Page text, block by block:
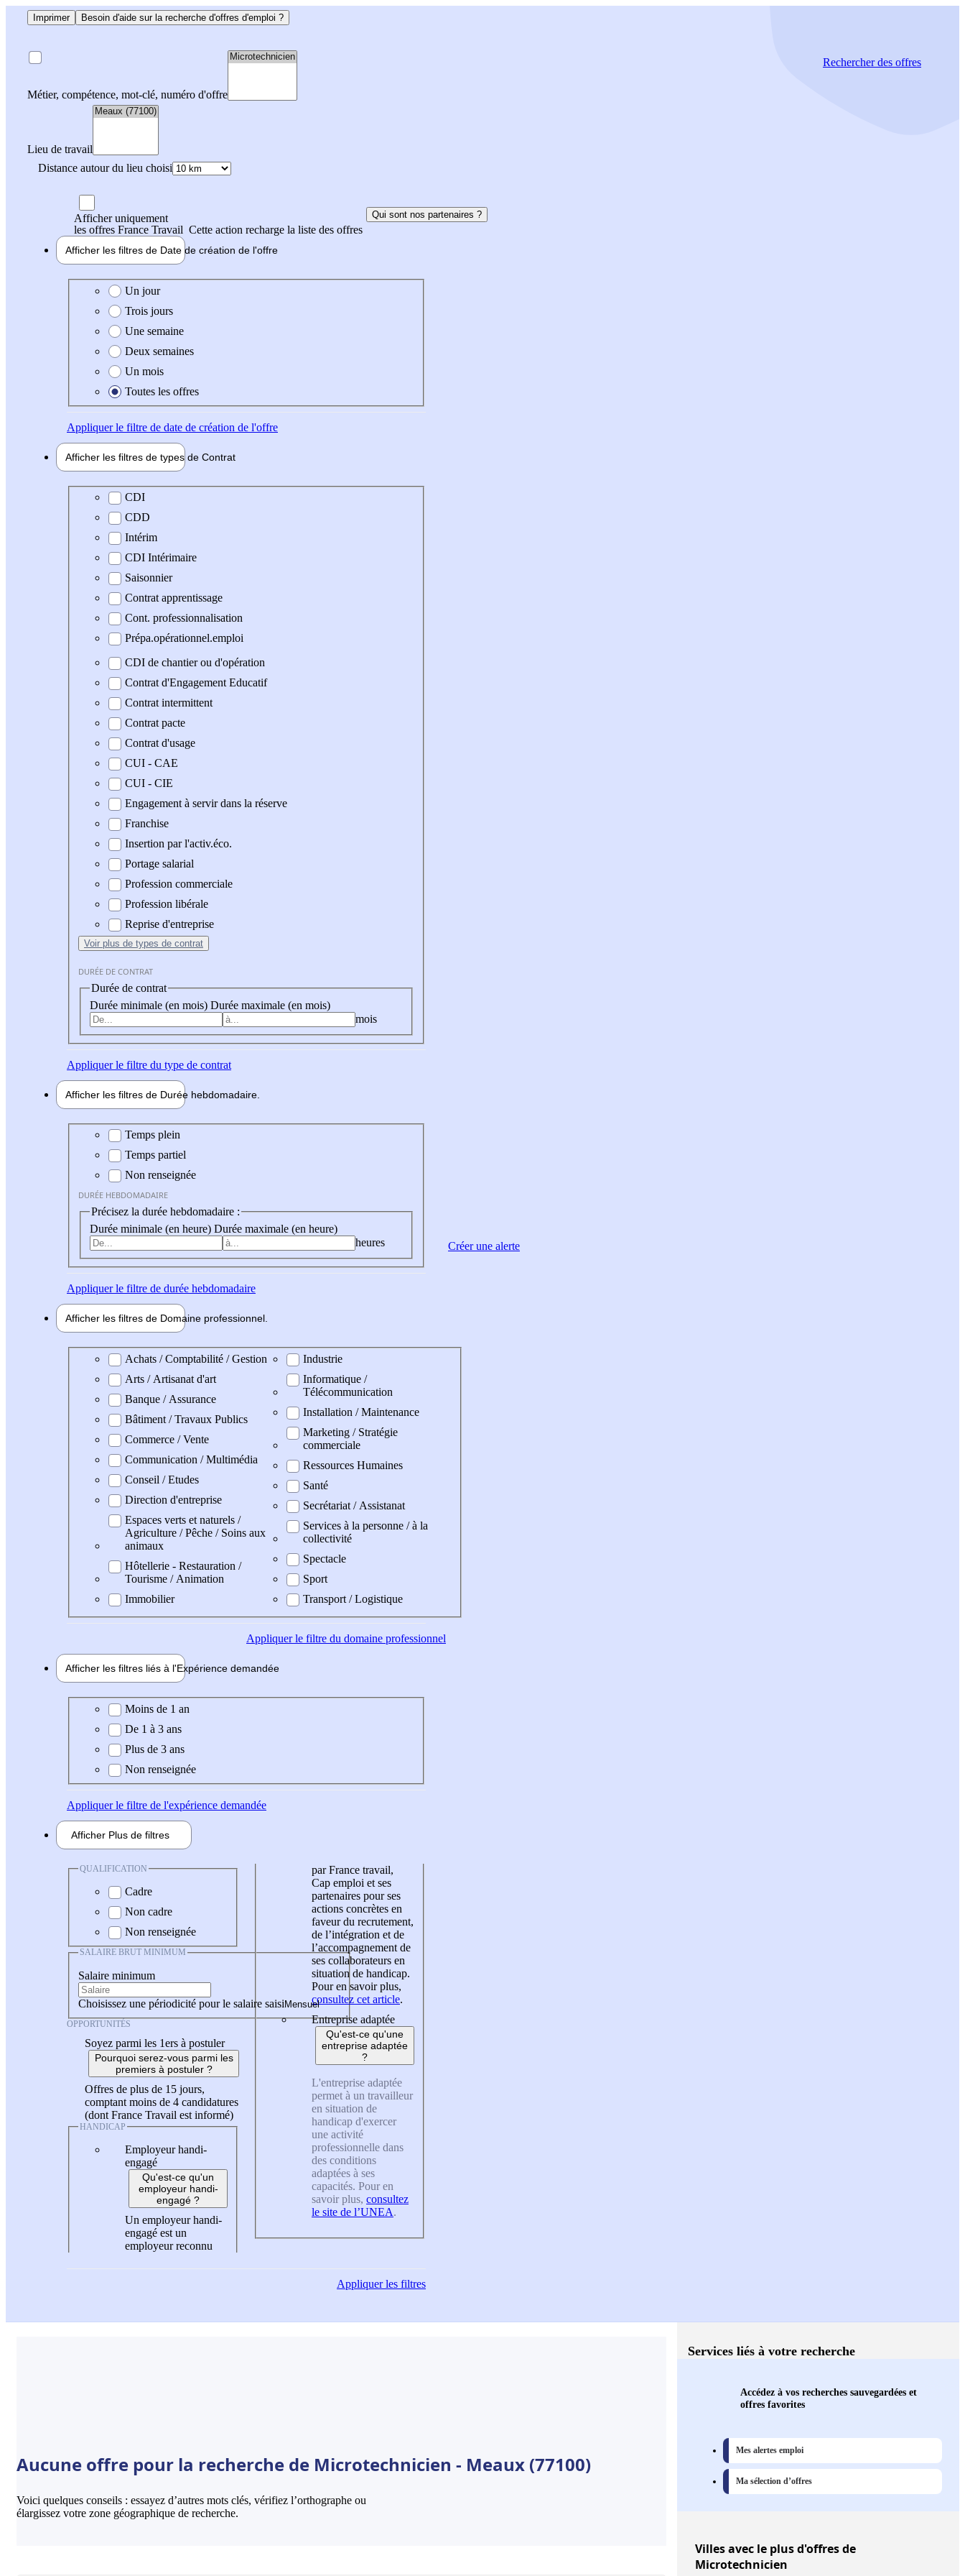
Imprimer Besoin d'aide sur la recherche d'offres d'emploi ?
Métier, compétence, mot-clé, numéro d'offre
Lieu de travail
Distance autour du lieu choisi
Rechercherdes offres
Afficher uniquement
les offres France Travail Cette action recharge la liste des offres
Qui sont nos partenaires ?
Afficher les filtres de Date de création de l'offre
Date de création de l'offre
Un jour
Trois jours
Une semaine
Deux semaines
Un mois
Toutes les offres
Appliquerle filtre de date de création de l'offre
Afficher les filtres de types de Contrat
Type de contrat
CDI
CDD
Intérim
CDI Intérimaire
Saisonnier
Contrat apprentissage
Cont. professionnalisation
Prépa.opérationnel.emploi
CDI de chantier ou d'opération
Contrat d'Engagement Educatif
Contrat intermittent
Contrat pacte
Contrat d'usage
CUI - CAE
CUI - CIE
Engagement à servir dans la réserve
Franchise
Insertion par l'activ.éco.
Portage salarial
Profession commerciale
Profession libérale
Reprise d'entreprise
Voir plus de types de contrat
DURÉE DE CONTRAT
Durée de contrat
Durée minimale (en mois) Durée maximale (en mois)
mois
Appliquerle filtre du type de contrat
Afficher les filtres de Durée hebdomadaire
Durée hebdomadaire
Temps plein
Temps partiel
Non renseignée
DURÉE HEBDOMADAIRE
Précisez la durée hebdomadaire :
Durée minimale (en heure) Durée maximale (en heure)
heures
Appliquerle filtre de durée hebdomadaire
Afficher les filtres de Domaine professionnel
Domaine professionel
Achats / Comptabilité / Gestion
Arts / Artisanat d'art
Banque / Assurance
Bâtiment / Travaux Publics
Commerce / Vente
Communication / Multimédia
Conseil / Etudes
Direction d'entreprise
Espaces verts et naturels /
Agriculture / Pêche / Soins aux
animaux
Hôtellerie - Restauration /
Tourisme / Animation
Immobilier
Industrie
Informatique /
Télécommunication
Installation / Maintenance
Marketing / Stratégie
commerciale
Ressources Humaines
Santé
Secrétariat / Assistanat
Services à la personne / à la
collectivité
Spectacle
Sport
Transport / Logistique
Appliquerle filtre du domaine professionnel
Afficher les filtres liés à l'Expérience demandée
Expérience demandée
Moins de 1 an
De 1 à 3 ans
Plus de 3 ans
Non renseignée
Appliquerle filtre de l'expérience demandée
Afficher Plus de filtres
QUALIFICATION
Cadre
Non cadre
Non renseignée
SALAIRE BRUT MINIMUM
Salaire minimum
Choisissez une périodicité pour le salaire saisi
OPPORTUNITÉS
Soyez parmi les 1ers à postuler
Pourquoi serez-vous parmi les
premiers à postuler ?
Offres de plus de 15 jours,
comptant moins de 4 candidatures
(dont France Travail est informé)
HANDICAP
Employeur handi-
engagé
Qu'est-ce qu'un
employeur handi-
engagé ?
Un employeur handi-
engagé est un
employeur reconnu
par France travail,
Cap emploi et ses
partenaires pour ses
actions concrètes en
faveur du recrutement,
de l’intégration et de
l’accompagnement de
ses collaborateurs en
situation de handicap.
Pour en savoir plus,
consultez cet article.
Entreprise adaptée
Qu'est-ce qu'une
entreprise adaptée
?
L'entreprise adaptée
permet à un travailleur
en situation de
handicap d'exercer
une activité
professionnelle dans
des conditions
adaptées à ses
capacités. Pour en
savoir plus, consultez
le site de l’UNEA.
Appliquerles filtres
Créer une alerte
Aucune offre pour la recherche de Microtechnicien - Meaux (77100)
Voici quelques conseils : essayez d’autres mots clés, vérifiez l’orthographe ou
élargissez votre zone géographique de recherche.
Services liés à votre recherche
Accédez à vos recherches sauvegardées et
offres favorites
Mes alertes emploi
Ma sélection d’offres
Villesavec le plus d'offres de
Microtechnicien